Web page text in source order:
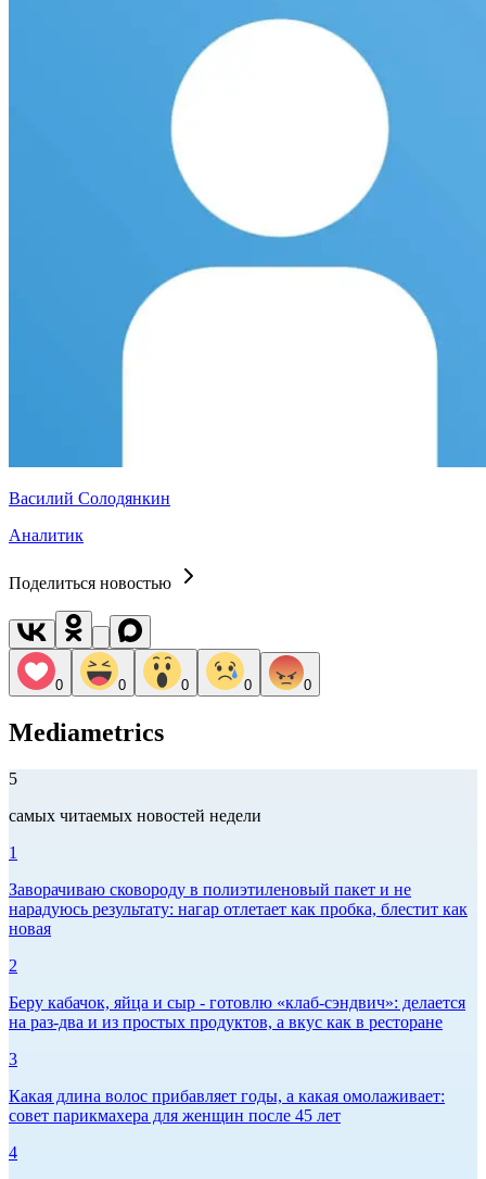
Василий Солодянкин
Аналитик
Поделиться новостью
0 0 0 0 0
Mediametrics
5
самых читаемых новостей недели
1
Заворачиваю сковороду в полиэтиленовый пакет и не
нарадуюсь результату: нагар отлетает как пробка, блестит как
новая
2
Беру кабачок, яйца и сыр - готовлю «клаб-сэндвич»: делается
на раз-два и из простых продуктов, а вкус как в ресторане
3
Какая длина волос прибавляет годы, а какая омолаживает:
совет парикмахера для женщин после 45 лет
4